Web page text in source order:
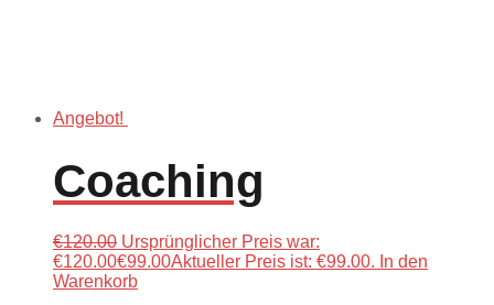
Angebot!
Coaching
€120.00 Ursprünglicher Preis war:
€120.00€99.00Aktueller Preis ist: €99.00. In den
Warenkorb